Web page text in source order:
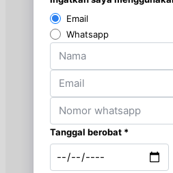
Jam 18:00 - 20:00
Selasa, 25/08/2026
Jam 14:00 - 17:00
Rabu, 26/08/2026
Jam 18:00 - 20:00
Kamis, 27/08/2026
Jam 14:00 - 17:00